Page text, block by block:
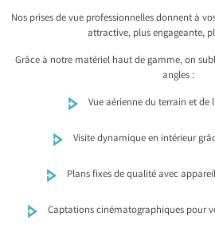
Nos prises de vue professionnelles donnent à
attractive, plus engageante,
Grâce à notre matériel haut de gamme, on
angles :
Vue aérienne du terrain et de
Visite dynamique en intérieur
Plans fixes de qualité avec
Captations cinématographiques pour